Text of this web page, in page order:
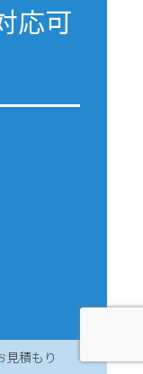
応可
見積もり